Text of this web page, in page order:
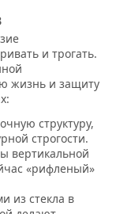
и трогать.
жизнь и защиту
структуру,
строгости.
вертикальной
«рифленый»
из стекла в